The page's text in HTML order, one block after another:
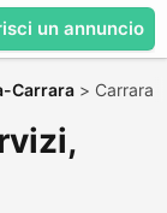
un annuncio
Carrara > Carrara